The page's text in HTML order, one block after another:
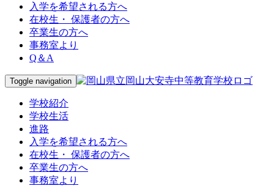
入学を希望される方へ
在校生・ 保護者の方へ
卒業生の方へ
事務室より
Q＆A
Toggle navigation
学校紹介
学校生活
進路
入学を希望される方へ
在校生・ 保護者の方へ
卒業生の方へ
事務室より